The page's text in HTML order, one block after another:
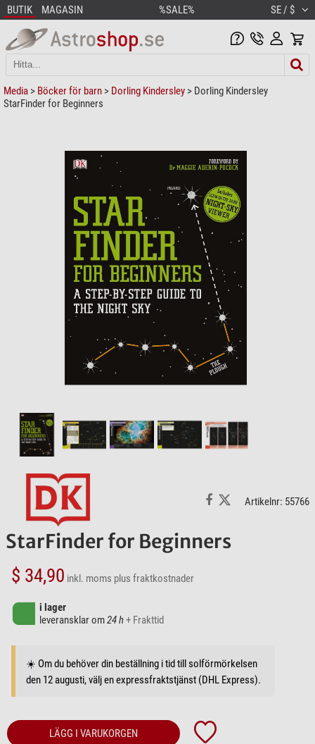
BUTIK MAGASIN %SALE% SE / $
Media > Böcker för barn > Dorling Kindersley > Dorling Kindersley
StarFinder for Beginners
Artikelnr: 55766
StarFinder for Beginners
$ 34,90 inkl. moms plus fraktkostnader
i lager
leveransklar om24 h+ Frakttid
☀️ Om du behöver din beställning i tid till solförmörkelsen
den 12 augusti, välj en expressfraktstjänst (DHL Express).
LÄGG I VARUKORGEN